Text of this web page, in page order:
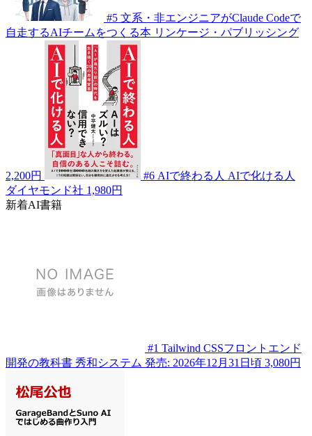
#5 文系・非エンジニアがClaude Codeで
自走するAIチームをつくる本 リンケージ・パブリッシング
2,200円 #6 AIで終わる人 AIで化ける人
ダイヤモンド社 1,980円
新着AI書籍
#1 Tailwind CSSフロントエンド
開発の教科書 秀和システム 発売: 2026年12月31日頃 3,080円